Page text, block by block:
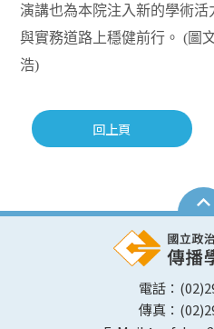
演講也為本院注入新的學術
與實務道路上穩健前行。 (圖
浩)
回上頁
電話：
傳真：